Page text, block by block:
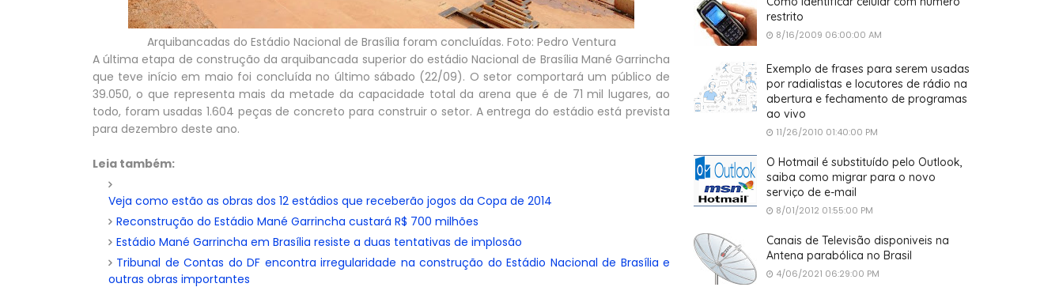
Arquibancadas do Estádio Nacional de Brasília foram concluídas. Foto: Pedro Ventura
A última etapa de construção da arquibancada superior do estádio Nacional de Brasília Mané Garrincha
que teve início em maio foi concluída no último sábado (22/09). O setor comportará um público de
39.050, o que representa mais da metade da capacidade total da arena que é de 71 mil lugares, ao
todo, foram usadas 1.604 peças de concreto para construir o setor. A entrega do estádio está prevista
para dezembro deste ano.
Leia também:
Veja como estão as obras dos 12 estádios que receberão jogos da Copa de 2014
Reconstrução do Estádio Mané Garrincha custará R$ 700 milhões
Estádio Mané Garrincha em Brasília resiste a duas tentativas de implosão
Tribunal de Contas do DF encontra irregularidade na construção do Estádio Nacional de Brasília e
outras obras importantes
restrito
8/16/2009 06:00:00 AM
Exemplo de frases para serem usadas
por radialistas e locutores de rádio na
abertura e fechamento de programas
ao vivo
11/26/2010 01:40:00 PM
O Hotmail é substituído pelo Outlook,
saiba como migrar para o novo
serviço de e-mail
8/01/2012 01:55:00 PM
Canais de Televisão disponiveis na
Antena parabólica no Brasil
4/06/2021 06:29:00 PM